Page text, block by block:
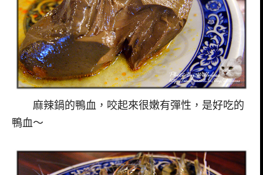
麻辣鍋的鴨血，咬起來很嫩有彈性，是好吃的
鴨血～